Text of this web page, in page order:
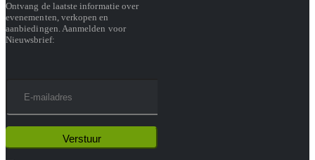
Ontvang de laatste informatie over
evenementen, verkopen en
aanbiedingen. Aanmelden voor
Nieuwsbrief: